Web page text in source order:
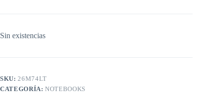
Sin existencias
SKU:26M74LT
CATEGORÍA:NOTEBOOKS